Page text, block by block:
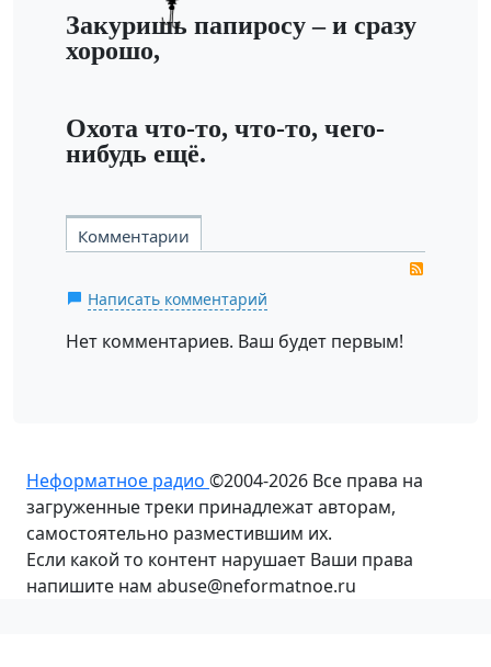
Закуришь папиросу – и сразу
хорошо,
Охота что-то, что-то, чего-
нибудь ещё.
Комментарии
Написать комментарий
Нет комментариев. Ваш будет первым!
Неформатное радио ©2004-2026 Все права на
загруженные треки принадлежат авторам,
самостоятельно разместившим их.
Если какой то контент нарушает Ваши права
напишите нам abuse@neformatnoe.ru